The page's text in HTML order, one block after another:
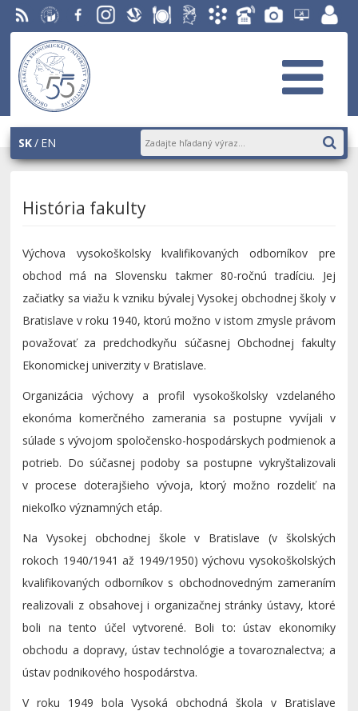
RSS EU v
Bratislave
FacebookInstagramSlovenskáStravovanie
ŠtudentskýAkademický
TelefónnyFotogaléria
Helpdesk
EUBAportál
SK EN
História fakulty
Výchova vysokoškolsky kvalifikovaných odborníkov pre
obchod má na Slovensku takmer 80-ročnú tradíciu. Jej
začiatky sa viažu k vzniku bývalej Vysokej obchodnej školy v
Bratislave v roku 1940, ktorú možno v istom zmysle právom
považovať za predchodkyňu súčasnej Obchodnej fakulty
Ekonomickej univerzity v Bratislave.
Organizácia výchovy a profil vysokoškolsky vzdelaného
ekonóma komerčného zamerania sa postupne vyvíjali v
súlade s vývojom spoločensko-hospodárskych podmienok a
potrieb. Do súčasnej podoby sa postupne vykryštalizovali
v procese doterajšieho vývoja, ktorý možno rozdeliť na
niekoľko významných etáp.
Na Vysokej obchodnej škole v Bratislave (v školských
rokoch 1940/1941 až 1949/1950) výchovu vysokoškolských
kvalifikovaných odborníkov s obchodnovedným zameraním
realizovali z obsahovej i organizačnej stránky ústavy, ktoré
boli na tento účel vytvorené. Boli to: ústav ekonomiky
obchodu a dopravy, ústav technológie a tovaroznalectva; a
ústav podnikového hospodárstva.
V roku 1949 bola Vysoká obchodná škola v Bratislave